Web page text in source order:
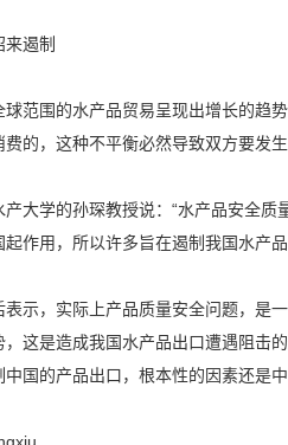
遏制
围的水产品贸易呈现出增长的趋势
的，这种不平衡必然导致双方要发生
学的孙琛教授说：“水产品安全质
作用，所以许多旨在遏制我国水产
，实际上产品质量安全问题，是一
，这是造成我国水产品出口遭遇阻击
中国的产品出口，根本性的因素还是